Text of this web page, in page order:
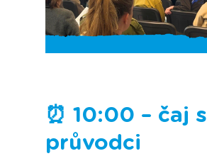
⏰ 10:00 – čaj
průvodci